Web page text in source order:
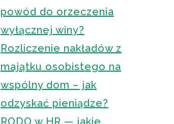
powód do orzeczenia
wyłącznej winy?
Rozliczenie nakładów z
majątku osobistego na
wspólny dom – jak
odzyskać pieniądze?
RODO w HR — jakie